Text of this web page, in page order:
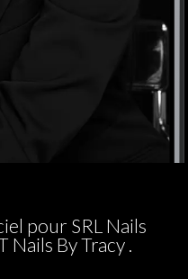
pour SRL Nails
Nails By Tracy .